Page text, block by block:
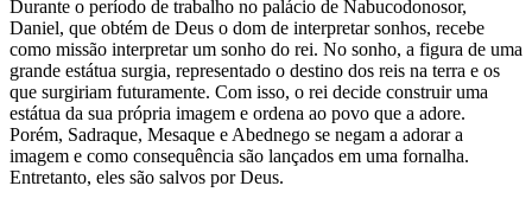
Durante o período de trabalho no palácio de Nabucodonosor,
Daniel, que obtém de Deus o dom de interpretar sonhos, recebe
como missão interpretar um sonho do rei. No sonho, a figura de uma
grande estátua surgia, representado o destino dos reis na terra e os
que surgiriam futuramente. Com isso, o rei decide construir uma
estátua da sua própria imagem e ordena ao povo que a adore.
Porém, Sadraque, Mesaque e Abednego se negam a adorar a
imagem e como consequência são lançados em uma fornalha.
Entretanto, eles são salvos por Deus.